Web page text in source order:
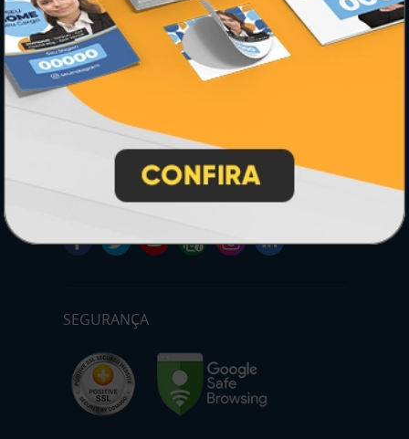
* Pagamento com cartão de crédito terá valor adicional.
** Pagamentos a prazo poderão ter acréscimo.
*** Nota fiscal sujeita a emissão de acordo com prestador de
serviço, conforme legislação pertinente.
PARTICIPE
SEGURANÇA